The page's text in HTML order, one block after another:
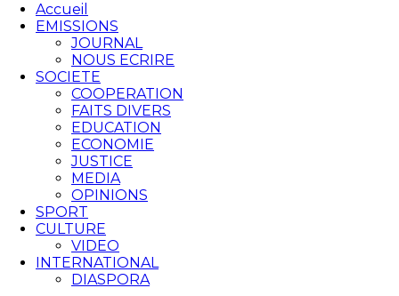
Accueil
EMISSIONS
JOURNAL
NOUS ECRIRE
SOCIETE
COOPERATION
FAITS DIVERS
EDUCATION
ECONOMIE
JUSTICE
MEDIA
OPINIONS
SPORT
CULTURE
VIDEO
INTERNATIONAL
DIASPORA